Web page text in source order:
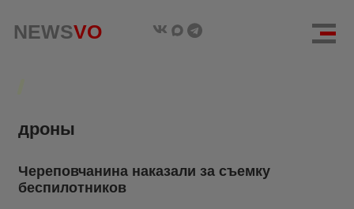
NEWSVO
NEWSVO
дроны
Череповчанина наказали за съемку
беспилотников